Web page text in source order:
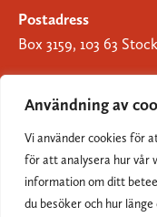
Användning av
Vi använder cookies för
för att analysera hur vår
information om ditt
du besöker och hur
Postadress
Box 3159, 103 63